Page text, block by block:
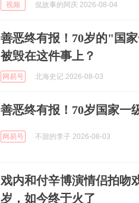
视频 侃故事的阿庆 2026-08-04
善恶终有报！70岁的"国
被毁在这件事上？
网易号 北海史记 2026-08-03
善恶终有报！70岁国家一
网易号 不甜的李子 2026-08-03
戏内和付辛博演情侣拍吻
岁，如今终于火了